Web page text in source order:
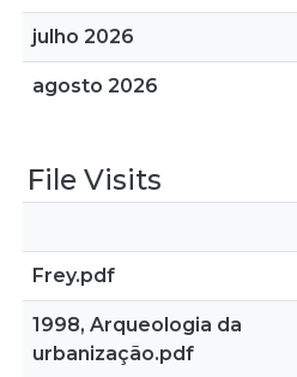
julho 2026
agosto 2026
File Visits
Frey.pdf
1998, Arqueologia da
urbanização.pdf